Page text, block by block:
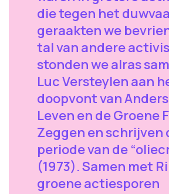
die tegen het
geraakten we
tal van andere
stonden we alras
Luc Versteylen aan
doopvont van
Leven en de Groene
Zeggen en schrijven
periode van de
(1973). Samen met
groene actiesporen